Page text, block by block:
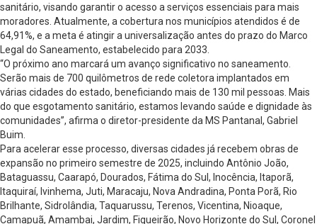
sanitário, visando garantir o acesso a serviços essenciais para mais
moradores. Atualmente, a cobertura nos municípios atendidos é de
64,91%, e a meta é atingir a universalização antes do prazo do Marco
Legal do Saneamento, estabelecido para 2033.
“O próximo ano marcará um avanço significativo no saneamento.
Serão mais de 700 quilômetros de rede coletora implantados em
várias cidades do estado, beneficiando mais de 130 mil pessoas. Mais
do que esgotamento sanitário, estamos levando saúde e dignidade às
comunidades”, afirma o diretor-presidente da MS Pantanal, Gabriel
Buim.
Para acelerar esse processo, diversas cidades já recebem obras de
expansão no primeiro semestre de 2025, incluindo Antônio João,
Bataguassu, Caarapó, Dourados, Fátima do Sul, Inocência, Itaporã,
Itaquiraí, Ivinhema, Juti, Maracaju, Nova Andradina, Ponta Porã, Rio
Brilhante, Sidrolândia, Taquarussu, Terenos, Vicentina, Nioaque,
Camapuã, Amambai, Jardim, Figueirão, Novo Horizonte do Sul, Coronel